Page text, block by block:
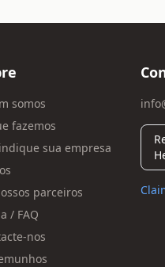
somos
fazemos
sua empresa
parceiros
/ FAQ
nos